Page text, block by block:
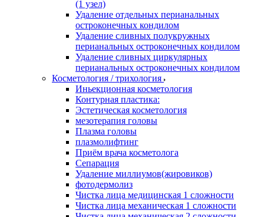
(1 узел)
Удаление отдельных перианальных
остроконечных кондилом
Удаление сливных полукружных
перианальных остроконечных кондилом
Удаление сливных циркулярных
перианальных остроконечных кондилом
Косметология / трихология
Иньекционная косметология
Контурная пластика:
Эстетическая косметология
мезотерапия головы
Плазма головы
плазмолифтинг
Приём врача косметолога
Сепарация
Удаление миллиумов(жировиков)
фотодермолиз
Чистка лица медицинская 1 сложности
Чистка лица механическая 1 сложности